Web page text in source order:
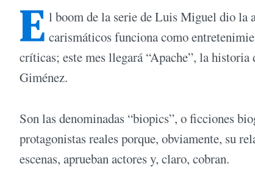
E l boom de la serie de Luis Miguel dio la
carismáticos funciona como
críticas; este mes llegará “Apache”, la
Giménez.
Son las denominadas “biopics”, o ficciones
protagonistas reales porque, obviamente, su
escenas, aprueban actores y, claro, cobran.